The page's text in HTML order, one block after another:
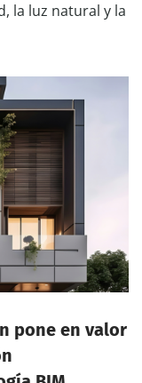
la luz natural y la
pone en valor